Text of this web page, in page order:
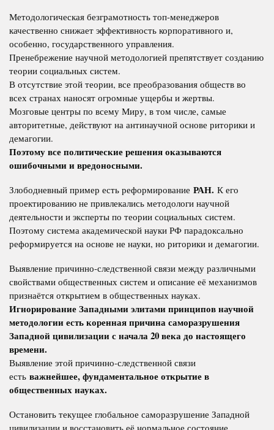
Методологическая безграмотность топ-менеджеров
качественно снижает эффективность корпоративного и,
особенно, государственного управления.
Пренебрежение научной методологией препятствует созданию
теории социальных систем.
В отсутствие этой теории, все преобразования обществ во
всех странах наносят огромные ущербы и жертвы.
Мозговые центры по всему Миру, в том числе, самые
авторитетные, действуют на антинаучной основе риторики и
демагогии.
Поэтому все политические решения оказываются
ошибочными и вредоносными.
Злободневный пример есть реформирование РАН. К его
проектированию не привлекались методологи научной
деятельности и эксперты по теории социальных систем.
Поэтому система академической науки РФ парадоксально
реформируется на основе не науки, но риторики и демагогии.
Выявление причинно-следственной связи между различными
свойствами общественных систем и описание её механизмов
признаётся открытием в общественных науках.
Игнорирование Западными элитами принципов научной
методологии есть коренная причина саморазрушения
Западной цивилизации с начала 20 века до настоящего
времени.
Выявление этой причинно-следственной связи
есть важнейшее, фундаментальное открытие в
общественных науках.
Остановить текущее глобальное саморазрушение Западной